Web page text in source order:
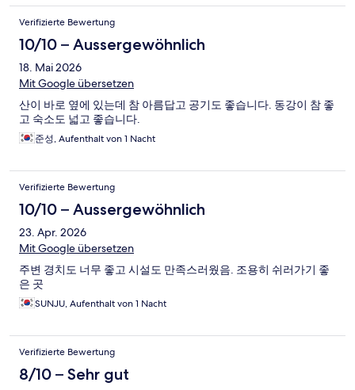
Verifizierte Bewertung
10/10 – Aussergewöhnlich
18. Mai 2026
Mit Google übersetzen
산이 바로 옆에 있는데 참 아름답고 공기도 좋습니다. 동강이 참 좋
고 숙소도 넓고 좋습니다.
준성, Aufenthalt von 1 Nacht
Verifizierte Bewertung
10/10 – Aussergewöhnlich
23. Apr. 2026
Mit Google übersetzen
주변 경치도 너무 좋고 시설도 만족스러웠음. 조용히 쉬러가기 좋
은 곳
SUNJU, Aufenthalt von 1 Nacht
Verifizierte Bewertung
8/10 – Sehr gut